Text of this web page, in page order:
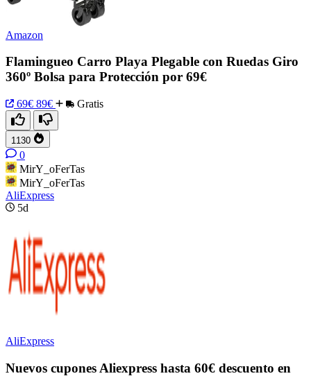
Amazon
Flamingueo Carro Playa Plegable con Ruedas Giro
360º Bolsa para Protección por 69€
69€ 89€ Gratis
1130
0
MirY_oFerTas
MirY_oFerTas
AliExpress
5d
AliExpress
Nuevos cupones Aliexpress hasta 60€ descuento en